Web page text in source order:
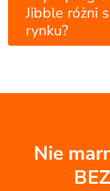
Jibble różni
rynku?
Nie